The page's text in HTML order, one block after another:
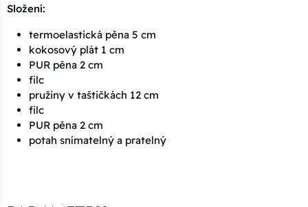
Složení:
termoelastická pěna 5 cm
kokosový plát 1 cm
PUR pěna 2 cm
filc
pružiny v taštičkách 12 cm
filc
PUR pěna 2 cm
potah snímatelný a pratelný